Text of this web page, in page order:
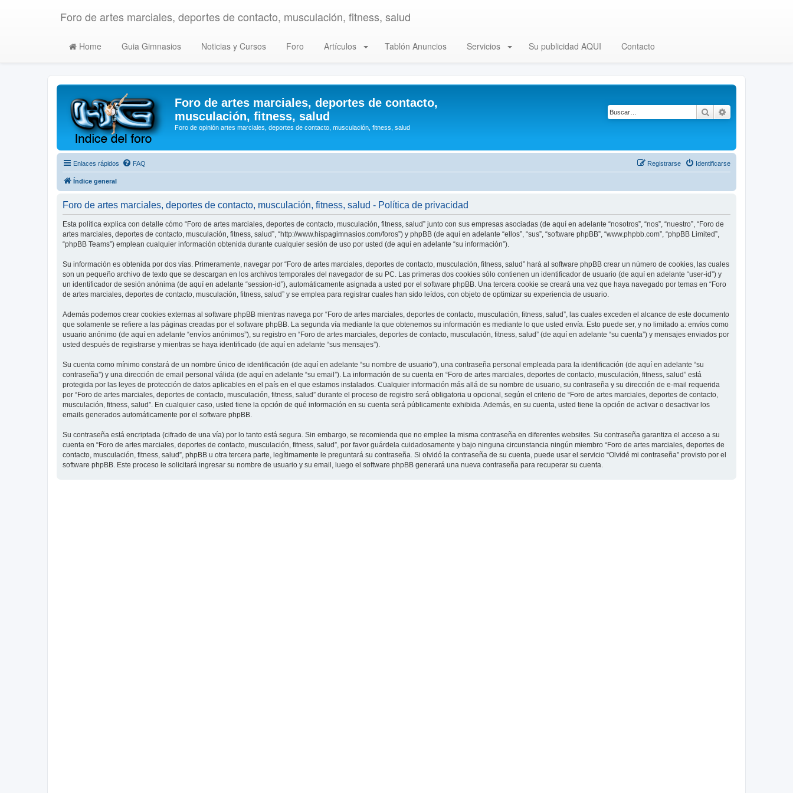
Foro de artes marciales, deportes de contacto, musculación, fitness, salud
Home Guia Gimnasios Noticias y Cursos Foro Artículos Tablón Anuncios Servicios Su publicidad AQUI Contacto
Foro de artes marciales, deportes de contacto,
musculación, fitness, salud
Foro de opinión artes marciales, deportes de contacto, musculación, fitness, salud
Buscar
Enlaces rápidos FAQ Identificarse
Registrarse
Índice general
Foro de artes marciales, deportes de contacto, musculación, fitness, salud - Política de privacidad
Esta política explica con detalle cómo “Foro de artes marciales, deportes de contacto, musculación, fitness, salud” junto con sus empresas asociadas (de aquí en adelante “nosotros”, “nos”, “nuestro”, “Foro de
artes marciales, deportes de contacto, musculación, fitness, salud”, “http://www.hispagimnasios.com/foros”) y phpBB (de aquí en adelante “ellos”, “sus”, “software phpBB”, “www.phpbb.com”, “phpBB Limited”,
“phpBB Teams”) emplean cualquier información obtenida durante cualquier sesión de uso por usted (de aquí en adelante “su información”).
Su información es obtenida por dos vías. Primeramente, navegar por “Foro de artes marciales, deportes de contacto, musculación, fitness, salud” hará al software phpBB crear un número de cookies, las cuales
son un pequeño archivo de texto que se descargan en los archivos temporales del navegador de su PC. Las primeras dos cookies sólo contienen un identificador de usuario (de aquí en adelante “user-id”) y
un identificador de sesión anónima (de aquí en adelante “session-id”), automáticamente asignada a usted por el software phpBB. Una tercera cookie se creará una vez que haya navegado por temas en “Foro
de artes marciales, deportes de contacto, musculación, fitness, salud” y se emplea para registrar cuales han sido leídos, con objeto de optimizar su experiencia de usuario.
Además podemos crear cookies externas al software phpBB mientras navega por “Foro de artes marciales, deportes de contacto, musculación, fitness, salud”, las cuales exceden el alcance de este documento
que solamente se refiere a las páginas creadas por el software phpBB. La segunda vía mediante la que obtenemos su información es mediante lo que usted envía. Esto puede ser, y no limitado a: envíos como
usuario anónimo (de aquí en adelante “envíos anónimos”), su registro en “Foro de artes marciales, deportes de contacto, musculación, fitness, salud” (de aquí en adelante “su cuenta”) y mensajes enviados por
usted después de registrarse y mientras se haya identificado (de aquí en adelante “sus mensajes”).
Su cuenta como mínimo constará de un nombre único de identificación (de aquí en adelante “su nombre de usuario”), una contraseña personal empleada para la identificación (de aquí en adelante “su
contraseña”) y una dirección de email personal válida (de aquí en adelante “su email”). La información de su cuenta en “Foro de artes marciales, deportes de contacto, musculación, fitness, salud” está
protegida por las leyes de protección de datos aplicables en el país en el que estamos instalados. Cualquier información más allá de su nombre de usuario, su contraseña y su dirección de e-mail requerida
por “Foro de artes marciales, deportes de contacto, musculación, fitness, salud” durante el proceso de registro será obligatoria u opcional, según el criterio de “Foro de artes marciales, deportes de contacto,
musculación, fitness, salud”. En cualquier caso, usted tiene la opción de qué información en su cuenta será públicamente exhibida. Además, en su cuenta, usted tiene la opción de activar o desactivar los
emails generados automáticamente por el software phpBB.
Su contraseña está encriptada (cifrado de una vía) por lo tanto está segura. Sin embargo, se recomienda que no emplee la misma contraseña en diferentes websites. Su contraseña garantiza el acceso a su
cuenta en “Foro de artes marciales, deportes de contacto, musculación, fitness, salud”, por favor guárdela cuidadosamente y bajo ninguna circunstancia ningún miembro “Foro de artes marciales, deportes de
contacto, musculación, fitness, salud”, phpBB u otra tercera parte, legítimamente le preguntará su contraseña. Si olvidó la contraseña de su cuenta, puede usar el servicio “Olvidé mi contraseña” provisto por el
software phpBB. Este proceso le solicitará ingresar su nombre de usuario y su email, luego el software phpBB generará una nueva contraseña para recuperar su cuenta.